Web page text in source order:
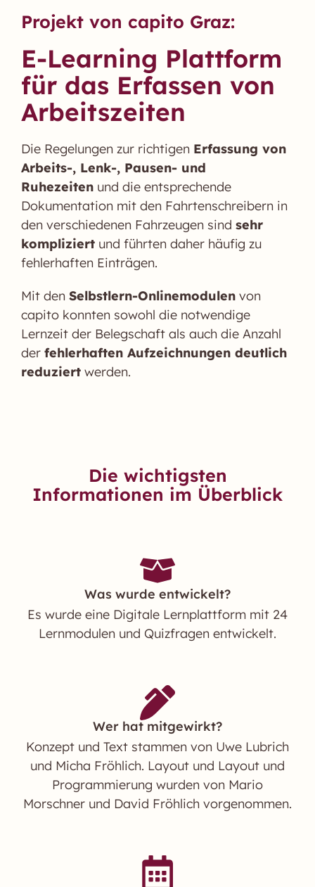
Projekt von capito Graz:
E-Learning Plattform
für das Erfassen von
Arbeitszeiten​
Die Regelungen zur richtigen Erfassung von
Arbeits-, Lenk-, Pausen- und
Ruhezeiten und die entsprechende
Dokumentation mit den Fahrtenschreibern in
den verschiedenen Fahrzeugen sind sehr
kompliziert und führten daher häufig zu
fehlerhaften Einträgen.
Mit den Selbstlern-Onlinemodulen von
capito konnten sowohl die notwendige
Lernzeit der Belegschaft als auch die Anzahl
der fehlerhaften Aufzeichnungen deutlich
reduziert werden.
Die wichtigsten
Informationen im Überblick
Was wurde entwickelt?
Es wurde eine Digitale Lernplattform mit 24
Lernmodulen und Quizfragen entwickelt.
Wer hat mitgewirkt?
Konzept und Text stammen von Uwe Lubrich
und Micha Fröhlich. Layout und Layout und
Programmierung wurden von Mario
Morschner und David Fröhlich vorgenommen.